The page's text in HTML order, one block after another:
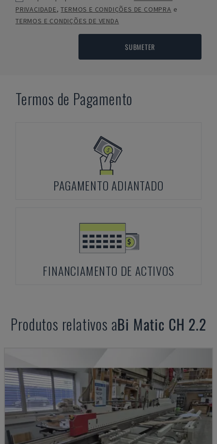
PRIVACIDADE,TERMOS E CONDIÇÕES DE COMPRA e
TERMOS E CONDIÇÕES DE VENDA
SUBMETER
Termos de Pagamento
PAGAMENTO ADIANTADO
FINANCIAMENTO DE ACTIVOS
Produtos relativos aBi Matic CH 2.2